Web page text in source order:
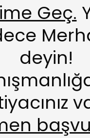
Geç.
deyin!